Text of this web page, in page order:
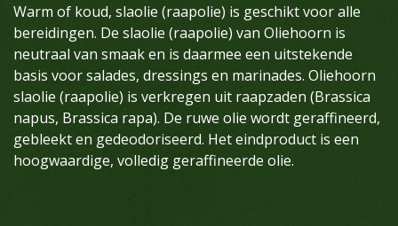
Warm of koud, slaolie (raapolie) is geschikt voor alle
bereidingen. De slaolie (raapolie) van Oliehoorn is
neutraal van smaak en is daarmee een uitstekende
basis voor salades, dressings en marinades. Oliehoorn
slaolie (raapolie) is verkregen uit raapzaden (Brassica
napus, Brassica rapa). De ruwe olie wordt geraffineerd,
gebleekt en gedeodoriseerd. Het eindproduct is een
hoogwaardige, volledig geraffineerde olie.